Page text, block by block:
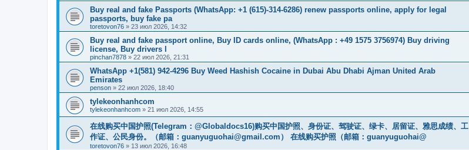
Buy real and fake Passports (WhatsApp: +1 (615)-314-6286) renew passports online, apply for legal
passports, buy fake pa
toretovon76 » 23 июл 2026, 14:32
Buy real and fake passport online, Buy ID cards online, (WhatsApp : +49 1575 3756974) Buy driving
license, Buy drivers l
pinchan7878 » 22 июл 2026, 21:31
WhatsApp +1(581) 942-4296 Buy Weed Hashish Cocaine in Dubai Abu Dhabi Ajman United Arab
Emirates
penson » 22 июл 2026, 18:40
tylekeonhanhcom
tylekeonhanhcom » 21 июл 2026, 14:55
在线购买中国护照(Telegram：@Globaldocs16)购买中国护照、身份证、驾驶证、绿卡、居留证、雅思成绩、工
作证、公民身份。（邮箱： guanyuguohai@gmail.com ） 在线购买护照（邮箱：guanyuguohai@
toretovon76 » 13 июл 2026, 16:48